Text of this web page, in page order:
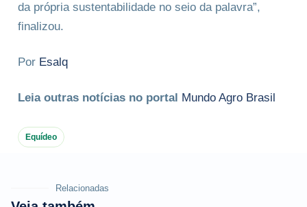
da própria sustentabilidade no seio da palavra”,
finalizou.
Por Esalq
Leia outras notícias no portal Mundo Agro Brasil
Equídeo
Relacionadas